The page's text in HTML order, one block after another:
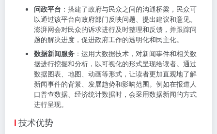
问政平台 ：搭建了政府与民众之间的沟通桥梁，民众可
以通过该平台向政府部门反映问题、提出建议和意见。
澎湃网会对民众的诉求进行及时整理和反馈，并跟踪问
题的解决进度，促进政府工作的透明化和民主化。
数据新闻服务 ：运用大数据技术，对新闻事件和相关数
据进行挖掘和分析，以可视化的形式呈现给读者。通过
数据图表、地图、动画等形式，让读者更加直观地了解
新闻事件的背景、发展趋势和影响范围。例如在报道人
口普查数据、经济统计数据时，会采用数据新闻的方式
进行呈现。
技术优势